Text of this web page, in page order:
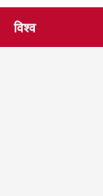
विश्व